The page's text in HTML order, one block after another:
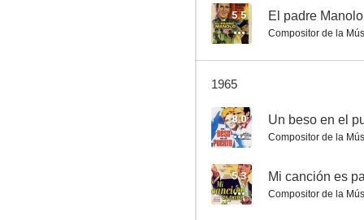
5.5 El padre Manolo
Compositor de la
1965
8.0 Un beso en el
Compositor de la
5.3 Mi canción es
Compositor de la